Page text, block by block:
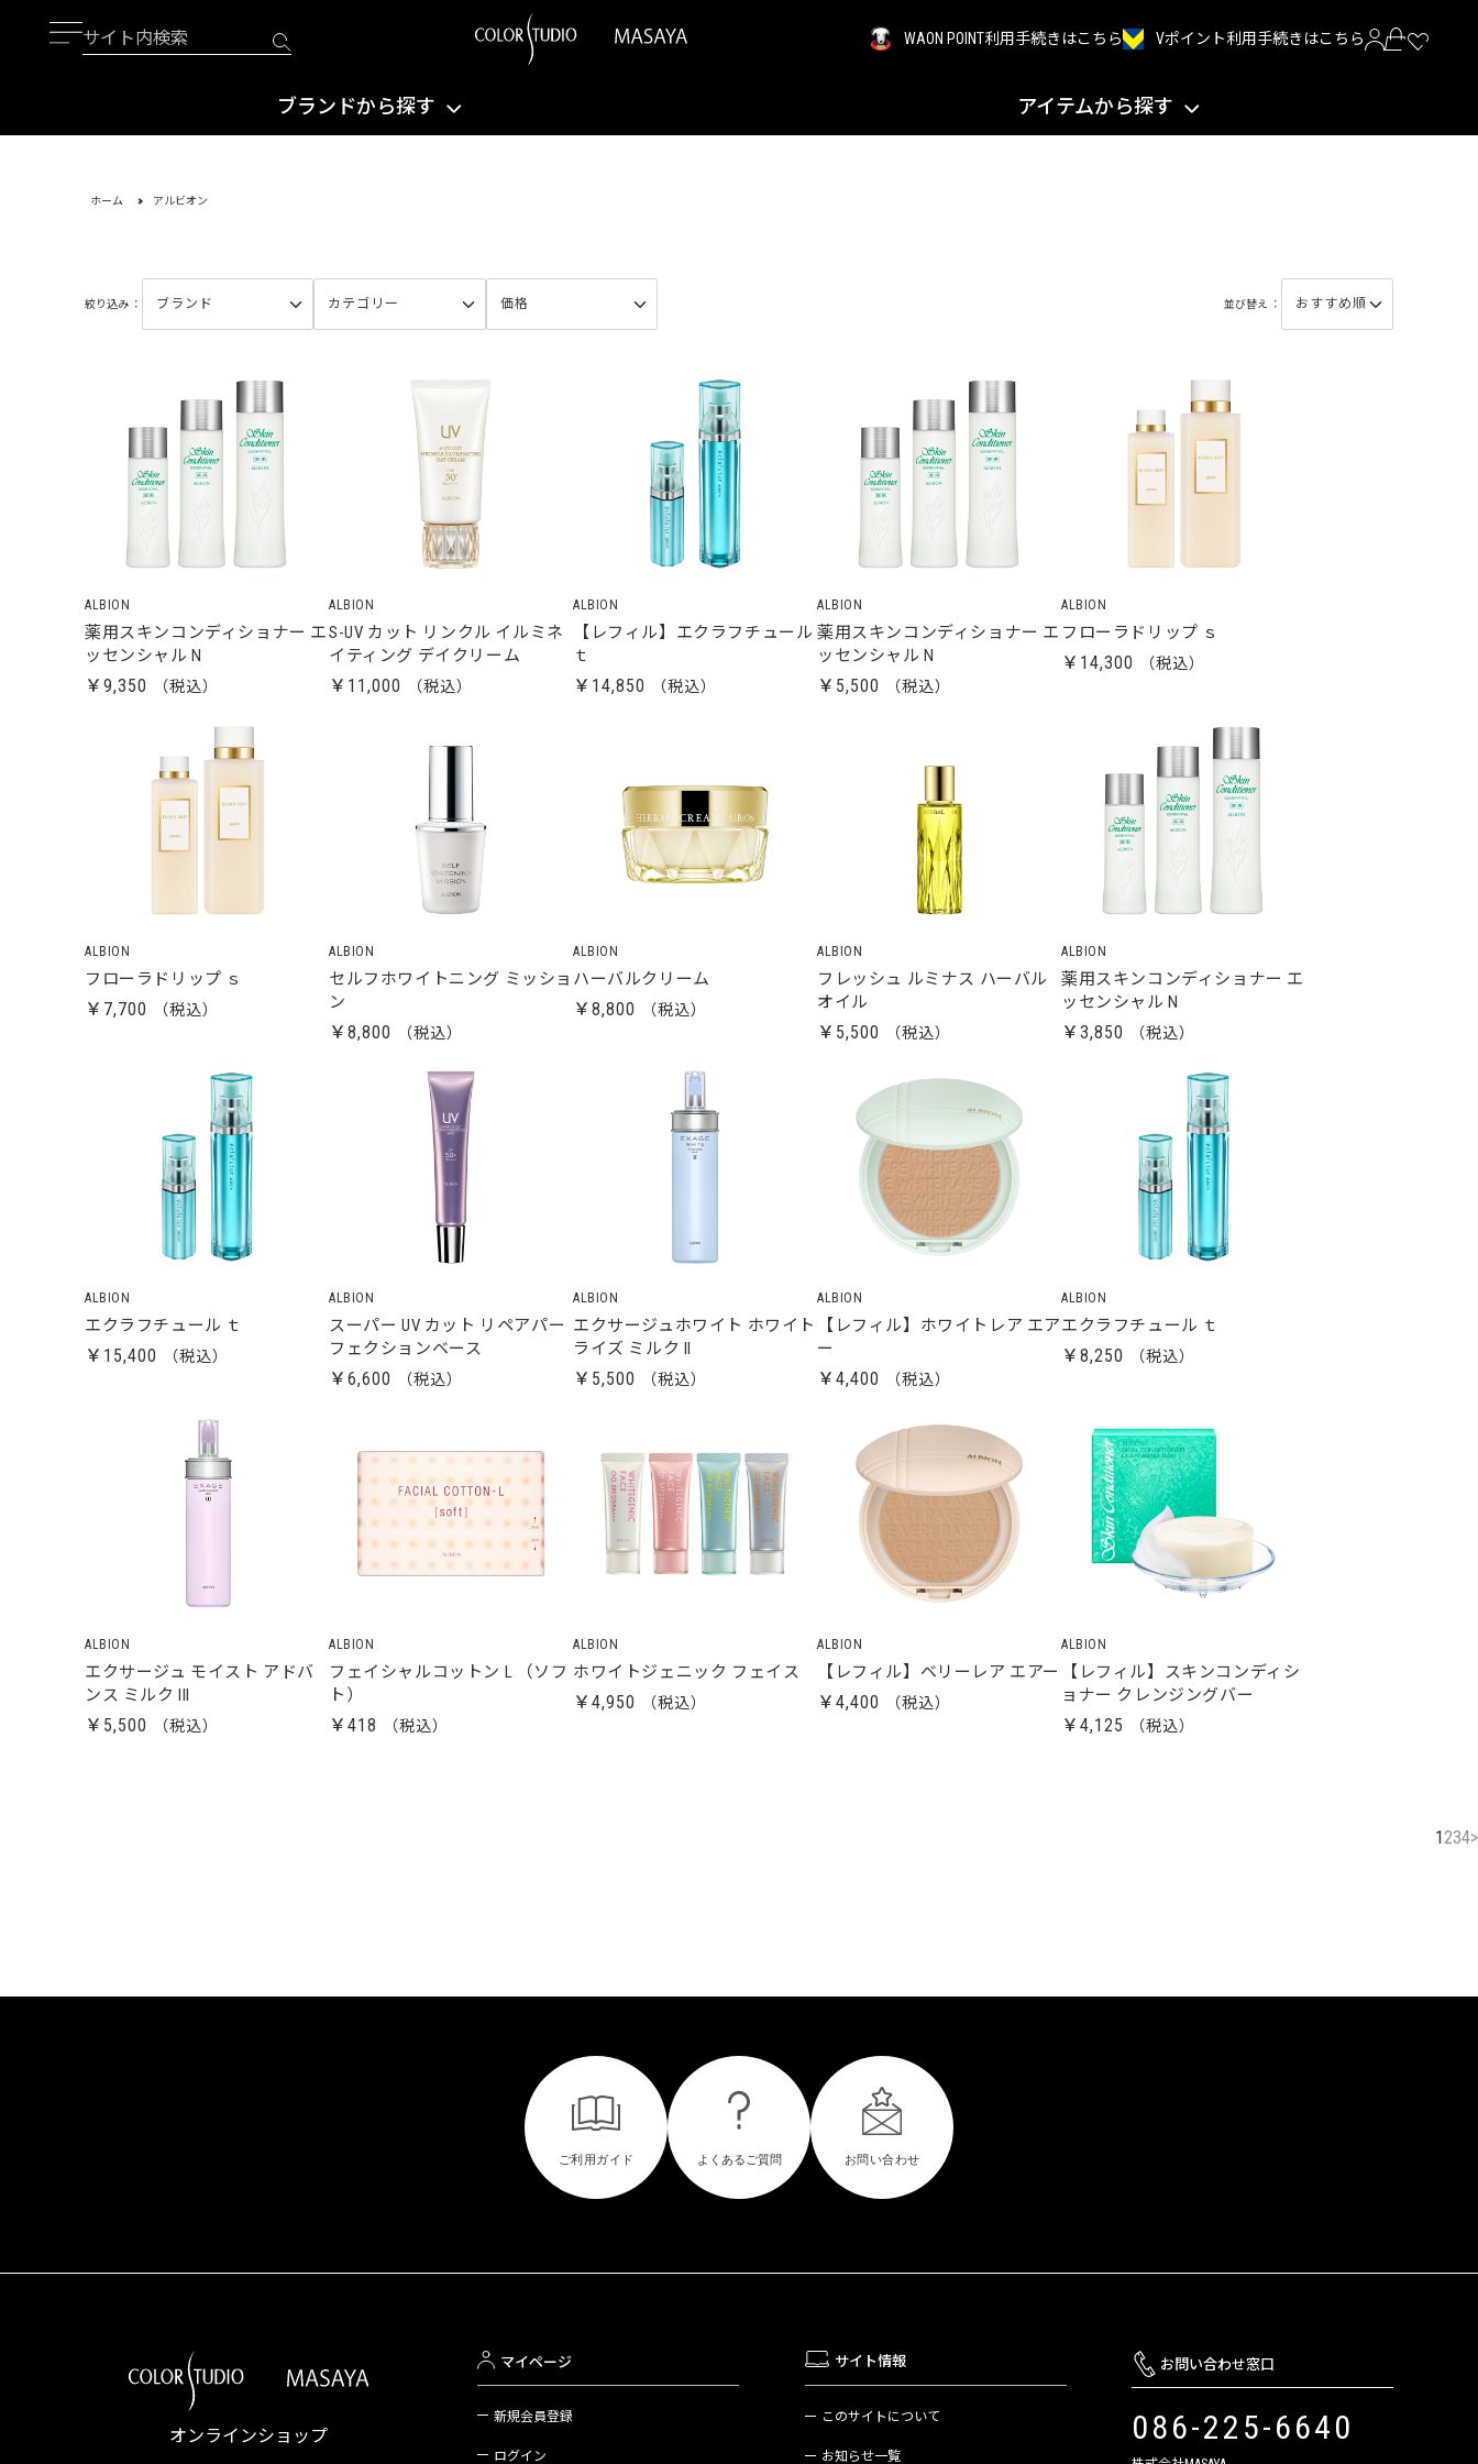
WAON POINT利用手続きはこちら Vポイント利用手続きはこちら
ブランドから探す アイテムから探す
ホーム アルビオン
絞り込み 並び替え
ALBION
薬用スキンコンディショナー エ
ッセンシャル N
￥9,350
ALBION
S-UV カット リンクル イルミネ
イティング デイクリーム
￥11,000
ALBION
【レフィル】エクラフチュール
ｔ
￥14,850
ALBION
薬用スキンコンディショナー エ
ッセンシャル N
￥5,500
ALBION
フローラドリップ ｓ
￥14,300
ALBION
フローラドリップ ｓ
￥7,700
ALBION
セルフホワイトニング ミッショ
ン
￥8,800
ALBION
ハーバルクリーム
￥8,800
ALBION
フレッシュ ルミナス ハーバル
オイル
￥5,500
ALBION
薬用スキンコンディショナー エ
ッセンシャル N
￥3,850
ALBION
エクラフチュール ｔ
￥15,400
ALBION
スーパー UV カット リペアパー
フェクションベース
￥6,600
ALBION
エクサージュホワイト ホワイト
ライズ ミルク II
￥5,500
ALBION
【レフィル】ホワイトレア エア
ー
￥4,400
ALBION
エクラフチュール ｔ
￥8,250
ALBION
エクサージュ モイスト アドバ
ンス ミルク III
￥5,500
ALBION
フェイシャルコットン L （ソフ
ト）
￥418
ALBION
ホワイトジェニック フェイス
￥4,950
ALBION
【レフィル】ベリーレア エアー
￥4,400
ALBION
【レフィル】スキンコンディシ
ョナー クレンジングバー
￥4,125
1234>
オンラインショップ
マイページ
新規会員登録
ログイン
サイト情報
このサイトについて
お知らせ一覧
お問い合わせ窓口
086-225-6640